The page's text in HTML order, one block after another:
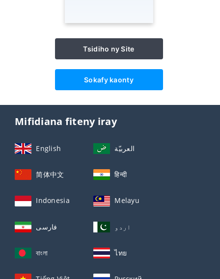
Tsidiho ny Site
Sokafy kaonty
Mifidiana fiteny iray
English العربيّة
简体中文 हिन्दी
Indonesia Melayu
فارسی اردو
বাংলা ไทย